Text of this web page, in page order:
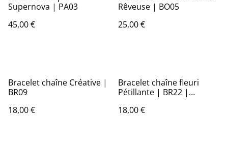
Supernova | PA03
45,00 €
Rêveuse | BO05
25,00 €
Bracelet chaîne Créative |
BR09
18,00 €
Bracelet chaîne fleuri
Pétillante | BR22 |
18,00 €